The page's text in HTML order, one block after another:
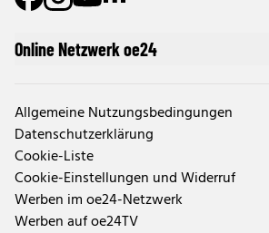
Online Netzwerk oe24
Allgemeine Nutzungsbedingungen
Datenschutzerklärung
Cookie-Liste
Cookie-Einstellungen und Widerruf
Werben im oe24-Netzwerk
Werben auf oe24TV